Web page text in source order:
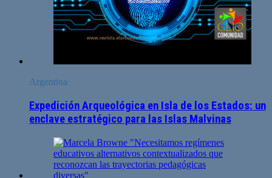
Argentina
Expedición Arqueológica en Isla de los Estados: un
enclave estratégico para las Islas Malvinas